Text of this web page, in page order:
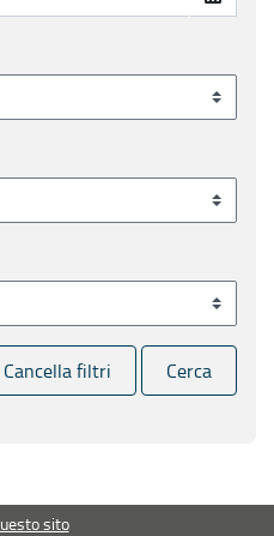
Cancella filtri Cerca
sito